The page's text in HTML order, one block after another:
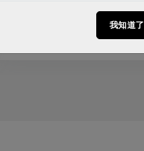
栗子燒肉我知道了